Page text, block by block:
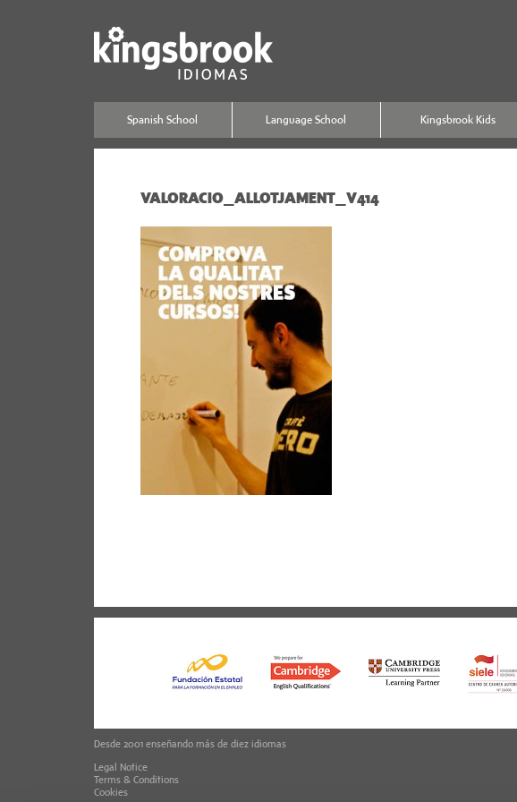
Spanish School Language School Kingsbrook Kids
VALORACIO_ALLOTJAMENT_V414
Desde 2001 enseñando más de diez idiomas
Legal Notice
Terms & Conditions
Cookies